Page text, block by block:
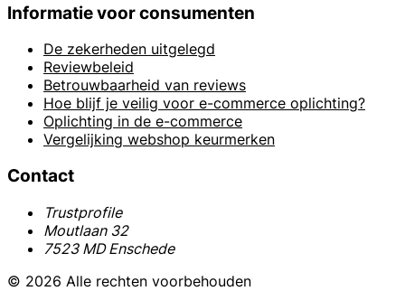
Informatie voor consumenten
De zekerheden uitgelegd
Reviewbeleid
Betrouwbaarheid van reviews
Hoe blijf je veilig voor e-commerce oplichting?
Oplichting in de e-commerce
Vergelijking webshop keurmerken
Contact
Trustprofile
Moutlaan 32
7523 MD Enschede
© 2026 Alle rechten voorbehouden